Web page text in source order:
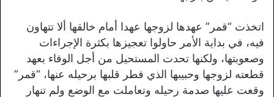
اتخذت “قمر” عهدها لزوجها عهدا أمام خالقها ألا تتهاون
فيه، في بداية الأمر حاولوا تعجيزها بكثرة الإجراءات
وصعوبتها، ولكنها تحدت المستحيل من أجل الوفاء بعهد
قطعته لزوجها وحبيبها الذي فطر قلبها برحيله عنها، “قمر”
وقعت عليها صدمة رحيله وتعاملت مع الوضع ولم تنهار